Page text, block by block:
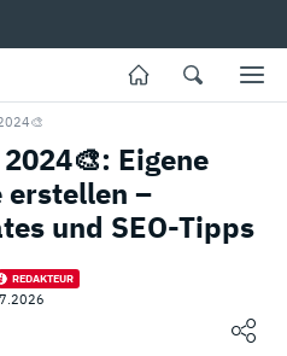
Eigene
–
und SEO-Tipps
REDAKTEUR